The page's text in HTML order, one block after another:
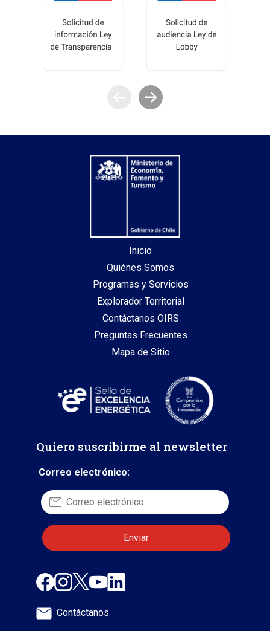
Inicio
Quiénes Somos
Programas y Servicios
Explorador Territorial
Contáctanos OIRS
Preguntas Frecuentes
Mapa de Sitio
Quiero suscribirme al newsletter
Correo electrónico:
Contáctanos